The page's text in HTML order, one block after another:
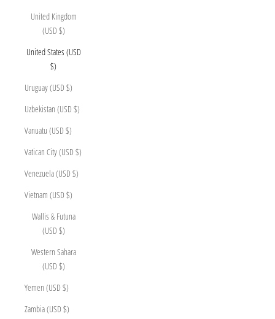
United Kingdom
(USD $)
United States (USD
$)
Uruguay (USD $)
Uzbekistan (USD $)
Vanuatu (USD $)
Vatican City (USD $)
Venezuela (USD $)
Vietnam (USD $)
Wallis & Futuna
(USD $)
Western Sahara
(USD $)
Yemen (USD $)
Zambia (USD $)